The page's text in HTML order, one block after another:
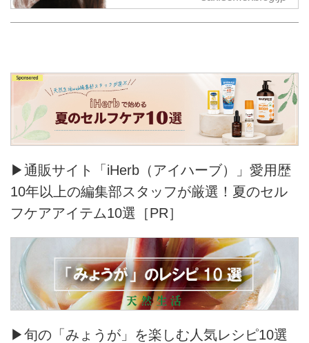
▶通販サイト「iHerb（アイハーブ）」愛用歴
10年以上の編集部スタッフが厳選！夏のセル
フケアアイテム10選［PR］
▶旬の「みょうが」を楽しむ人気レシピ10選